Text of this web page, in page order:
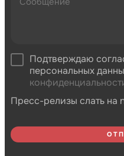
Подтверждаю
персональных
Пресс-релизы слать на